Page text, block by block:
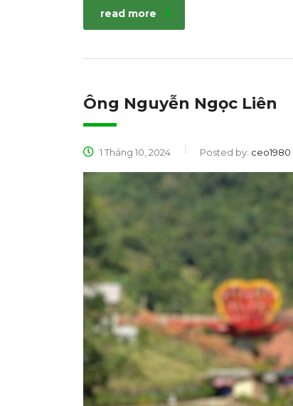
read more
Ông Nguyễn Ngọc Liên
1 Tháng 10, 2024 Posted by: ceo1980